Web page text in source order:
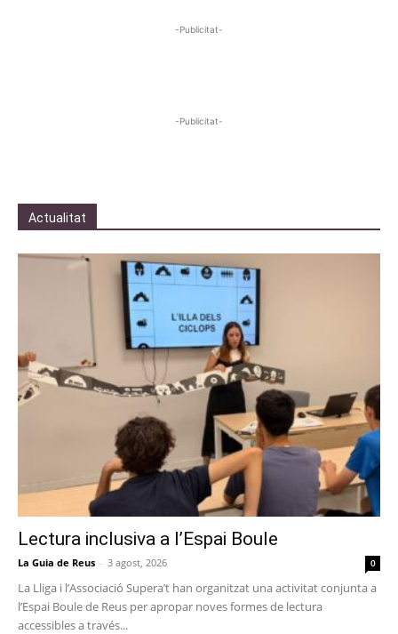
-Publicitat-
-Publicitat-
Actualitat
Lectura inclusiva a l’Espai Boule
La Guia de Reus - 3 agost, 2026 0
La Lliga i l’Associació Supera’t han organitzat una activitat conjunta a
l’Espai Boule de Reus per apropar noves formes de lectura
accessibles a través...